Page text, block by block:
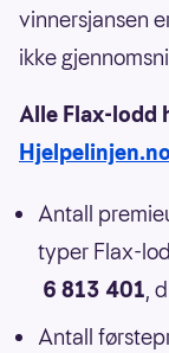
vinnersjansen
ikke
Alle Flax-lodd
Hjelpelinjen.no
Antall
typer Flax-
6 813 401,
Antall